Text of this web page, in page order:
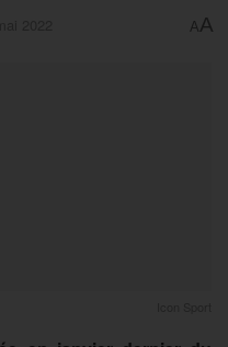
AA